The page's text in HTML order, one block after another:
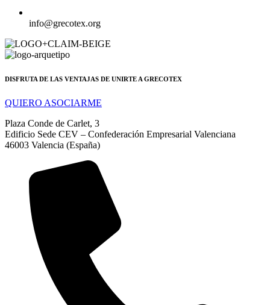
info@grecotex.org
DISFRUTA DE LAS VENTAJAS DE UNIRTE A GRECOTEX
QUIERO ASOCIARME
Plaza Conde de Carlet, 3
Edificio Sede CEV – Confederación Empresarial Valenciana
46003 Valencia (España)